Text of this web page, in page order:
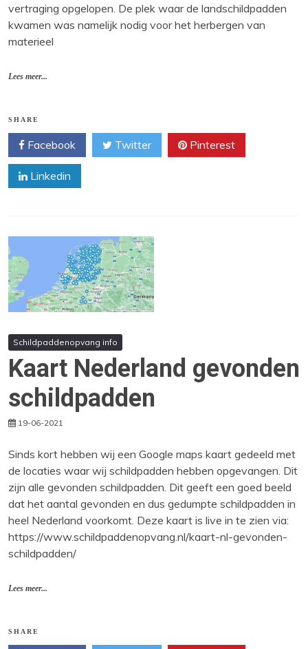
vertraging opgelopen. De plek waar de landschildpadden
kwamen was namelijk nodig voor het herbergen van
materieel
Lees meer...
SHARE
Facebook Twitter Pinterest
Linkedin
Schildpaddenopvang info
Kaart Nederland gevonden
schildpadden
19-06-2021
Sinds kort hebben wij een Google maps kaart gedeeld met
de locaties waar wij schildpadden hebben opgevangen. Dit
zijn alle gevonden schildpadden. Dit geeft een goed beeld
dat het aantal gevonden en dus gedumpte schildpadden in
heel Nederland voorkomt. Deze kaart is live in te zien via:
https://www.schildpaddenopvang.nl/kaart-nl-gevonden-
schildpadden/
Lees meer...
SHARE